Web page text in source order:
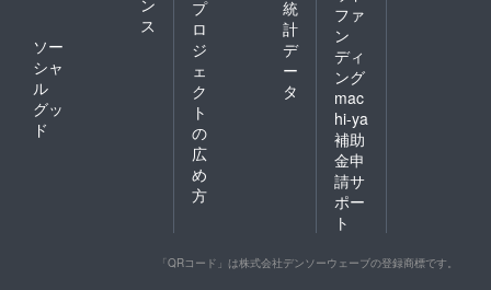
ス
ソー
シャ
ル
グッ
ド
プ
ロ
ジ
ェ
ク
ト
の
広
め
方
統
計
デ
ー
タ
ファ
ン
ディ
ング
mac
hi-ya
補助
金申
請サ
ポー
ト
「QRコード」は株式会社デンソーウェーブの登録商標です。